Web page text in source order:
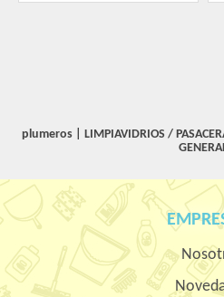
plumeros LIMPIAVIDRIOS /